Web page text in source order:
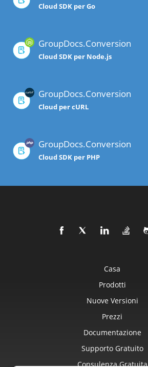
Cloud SDK per Go
GroupDocs.Conversion
Cloud SDK per Node.js
GroupDocs.Conversion
Cloud per cURL
GroupDocs.Conversion
Cloud SDK per PHP
Casa
Prodotti
Nuove Versioni
Prezzi
Documentazione
Supporto Gratuito
Consulenza Gratuita